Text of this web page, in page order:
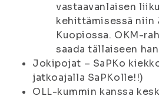
vastaavanlaisen
kehittämisessä niin
Kuopiossa. OKM-
saada tällaiseen
Jokipojat – SaPKo
jatkoajalla SaPKolle!!)
OLL-kummin kanssa